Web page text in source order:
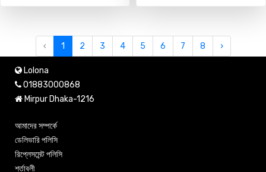
‹ 1 2 3 4 5 6 7 8 ›
Lolona
01883000868
Mirpur Dhaka-1216
আমাদের সম্পর্কে
ডেলিভারি পলিসি
রিপ্লেসমেন্ট পলিসি
শর্তাবলী